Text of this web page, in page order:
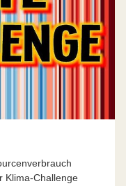
Klima-Challenge